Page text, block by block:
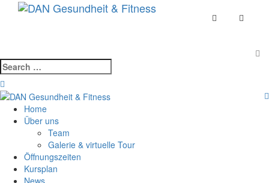
Toggle
Search
for:
Home
Über uns
Team
Galerie & virtuelle Tour
Öffnungszeiten
Kursplan